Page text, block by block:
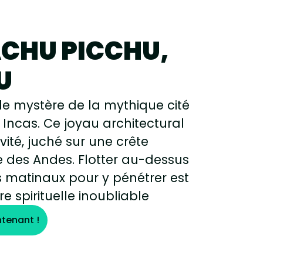
PICCHU,
mystère de la mythique cité
Ce joyau architectural
juché sur une crête
des Andes. Flotter au-dessus
matinaux pour y pénétrer est
spirituelle inoubliable
!